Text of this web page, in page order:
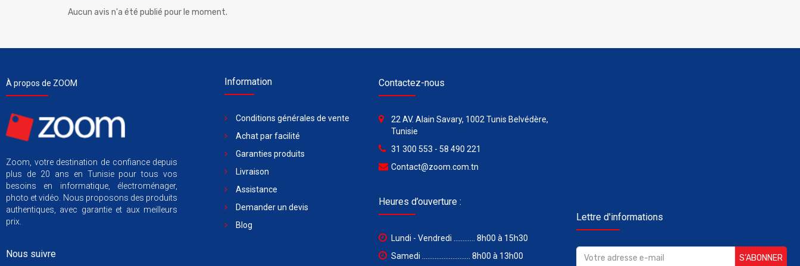
Aucun avis n'a été publié pour le moment.
À propos de ZOOM
Zoom, votre destination de confiance depuis
plus de 20 ans en Tunisie pour tous vos
besoins en informatique, électroménager,
photo et vidéo. Nous proposons des produits
authentiques, avec garantie et aux meilleurs
prix.
Nous suivre
Information
Conditions générales de vente
Achat par facilité
Garanties produits
Livraison
Assistance
Demander un devis
Blog
Contactez-nous
22 AV. Alain Savary, 1002 Tunis Belvédère,
Tunisie
31 300 553 - 58 490 221
Contact@zoom.com.tn
Heures d’ouverture :
Lundi - Vendredi ............ 8h00 à 15h30
Samedi ........................... 8h00 à 13h00
Lettre d'informations
S’ABONNER